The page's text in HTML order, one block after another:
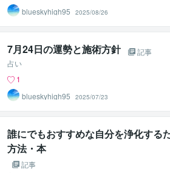
blueskyhigh95
2025/08/26
7月24日の運勢と施術方針
記事
占い
1
blueskyhigh95
2025/07/23
誰にでもおすすめな自分を浄化する
方法・本
記事